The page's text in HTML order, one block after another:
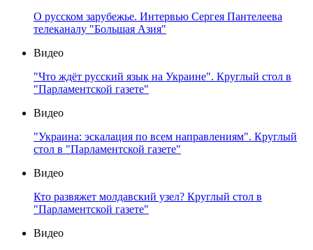
О русском зарубежье. Интервью Сергея Пантелеева
телеканалу "Большая Азия"
Видео
"Что ждёт русский язык на Украине". Круглый стол в
"Парламентской газете"
Видео
"Украина: эскалация по всем направлениям". Круглый
стол в "Парламентской газете"
Видео
Кто развяжет молдавский узел? Круглый стол в
"Парламентской газете"
Видео